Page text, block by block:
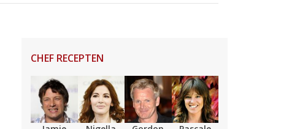
CHEF RECEPTEN